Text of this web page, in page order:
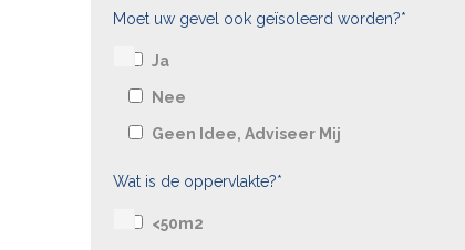
Moet uw gevel ook geïsoleerd worden?*
Ja
Nee
Geen Idee, Adviseer Mij
Wat is de oppervlakte?*
<50m2